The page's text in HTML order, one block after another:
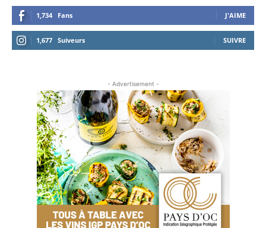
1,734 Fans J'AIME
1,677 Suiveurs SUIVRE
- Advertisement -